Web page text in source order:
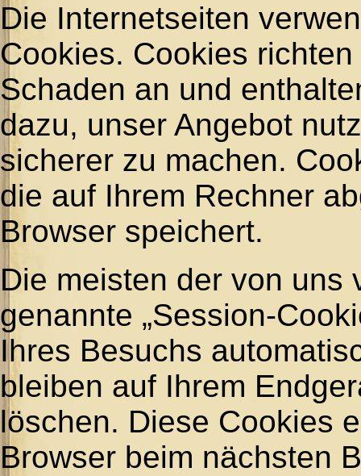
Die Internetseiten
Cookies. Cookies
Schaden an und
dazu, unser Angebot
sicherer zu machen.
die auf Ihrem Rechner
Browser speichert.
Die meisten der von uns
genannte „Session-
Ihres Besuchs
bleiben auf Ihrem
löschen. Diese Cookies
Browser beim nächsten